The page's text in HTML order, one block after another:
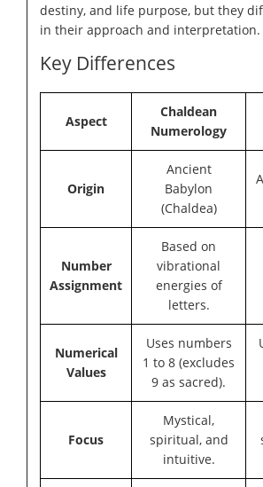
destiny, and life purpose, but they
in their approach and interpretation.
Key Differences
Aspect
Chaldean
Numerology
Origin
Ancient
Babylon
(Chaldea)
Number
Assignment
Based on
vibrational
energies of
letters.
Numerical
Values
Uses numbers
1 to 8 (excludes
9 as sacred).
Focus
Mystical,
spiritual, and
intuitive.